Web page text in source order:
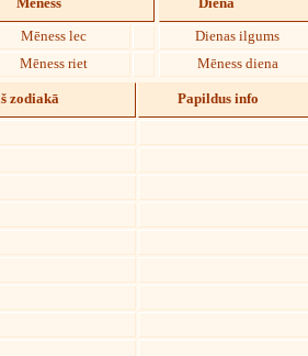
Mēness
Mēness lec
Mēness riet
Diena
Dienas ilgums
Mēness diena
zodiakā Papildus info